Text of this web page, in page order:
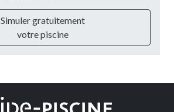
Simuler gratuitement
votre piscine